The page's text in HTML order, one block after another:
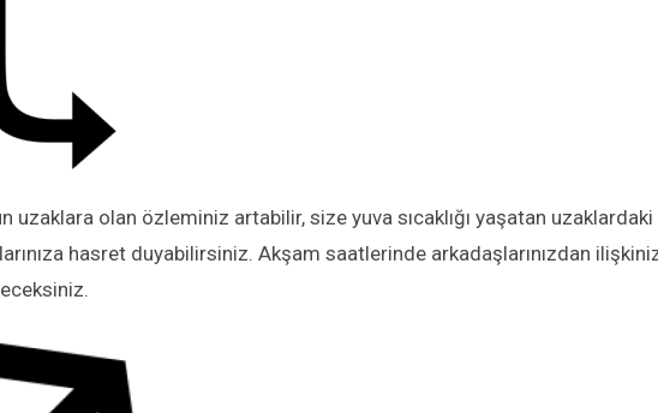
uzaklara olan özleminiz artabilir, size yuva sıcaklığı yaşatan uzaklardaki
hasret duyabilirsiniz. Akşam saatlerinde arkadaşlarınızdan